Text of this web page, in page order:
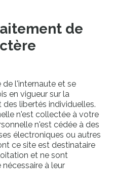
de
de l'internaute et se
en vigueur sur la
libertés individuelles.
n'est collectée à votre
n'est cédée à des
électroniques ou autres
ce site est destinataire
et ne sont
à leur